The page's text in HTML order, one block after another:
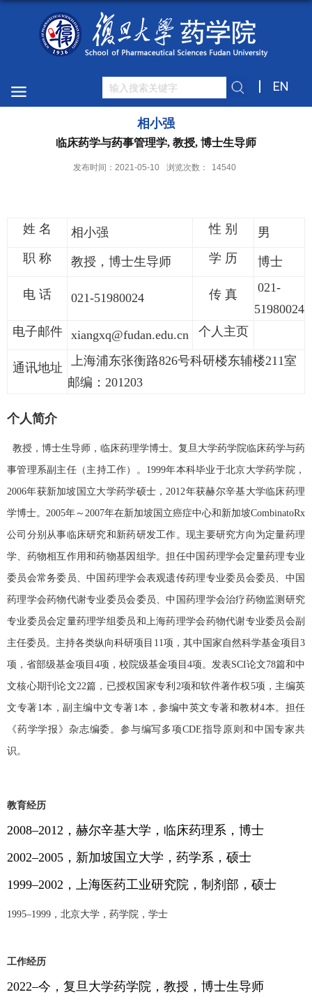
EN
相小强
临床药学与药事管理学, 教授, 博士生导师
发布时间：2021-05-10 浏览次数： 14540
姓 名 相小强 性 别
男
职 称
教授，博士生导师 学 历 博士
电 话 021-51980024 传 真
021-
51980024
电子邮件
xiangxq@fudan.edu.cn 个人主页
通讯地址
上海浦东张衡路826号科研楼东辅楼211室
邮编：201203
个人简介
教授，博士生导师，临床药理学博士。复旦大学药学院临床药学与药
事管理系副主任（主持工作）。 1999年本科毕业于北京大学药学院，
2006年获新加坡国立大学药学硕士，2012年获赫尔辛基大学临床药理
学博士。 2005年～ 2007年在新加坡国立癌症中心和新加坡CombinatoRx
公司分别从事临床研究和新药研发工作。现主要研究方向为定量药理
学、药物相互作用和药物基因组学。担任中国药理学会定量药理专业
委员会常务委员、中国药理学会表观遗传药理专业委员会委员、中国
药理学会药物代谢专业委员会委员、中国药理学会治疗药物监测研究
专业委员会定量药理学组委员和上海药理学会药物代谢专业委员会副
主任委员。主持各类纵向科研项目 11项，其中国家自然科学基金项目 3
项，省部级基金项目 4项，校院级基金项目 4项。发表SCI论文78篇和中
文核心期刊论文22篇，已授权国家专利 2项和软件著作权5项，主编英
文专著1本，副主编中文专著1本，参编中英文专著和教材4本。担任
《药学学报》杂志编委。参与编写多项CDE指导原则和中国专家共
识。
教育经历
2008–2012 ，赫尔辛基大学，临床药理系，博士
2002–2005 ，新加坡国立大学，药学系，硕士
1999–2002 ，上海医药工业研究院，制剂部，硕士
1995–1999 ，北京大学，药学院，学士
工作经历
2022–今，复旦大学药学院，教授，博士生导师